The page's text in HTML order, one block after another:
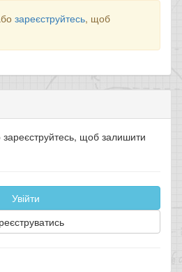
зареєструйтесь, щоб
зареєструйтесь, щоб залишити
Увійти